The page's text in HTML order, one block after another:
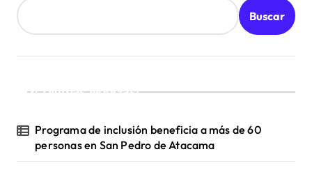
Buscar
¡Ultimas Noticias!
Programa de inclusión beneficia a más de 60
personas en San Pedro de Atacama